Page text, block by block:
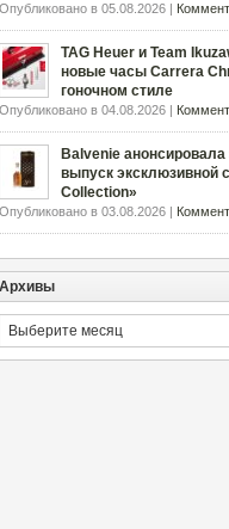
Опубликовано в 05.08.2026 |
TAG Heuer и Team
новые часы Carrera
гоночном стиле
Опубликовано в 04.08.2026 |
Balvenie
выпуск эксклюзивной
Collection»
Опубликовано в 03.08.2026 |
Архивы
Архивы